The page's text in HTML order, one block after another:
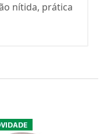
nítida, prática